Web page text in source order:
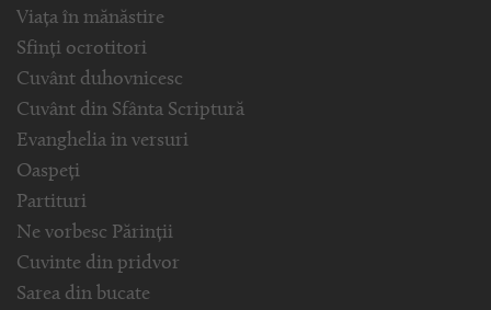
Viața în mănăstire
Sfinți ocrotitori
Cuvânt duhovnicesc
Cuvânt din Sfânta Scriptură
Evanghelia in versuri
Oaspeți
Partituri
Ne vorbesc Părinții
Cuvinte din pridvor
Sarea din bucate